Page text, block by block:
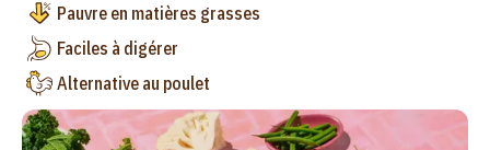
Pauvre en matières grasses
Faciles à digérer
Alternative au poulet